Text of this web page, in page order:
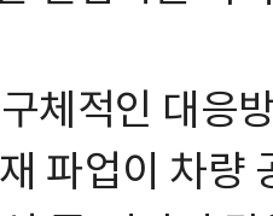
체적인 대응
파업이 차량